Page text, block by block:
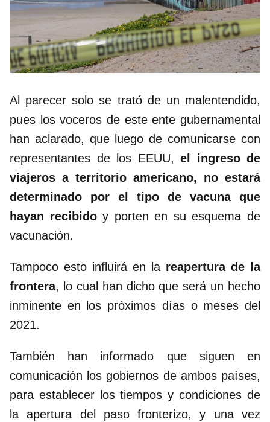
Al parecer solo se trató de un malentendido,
pues los voceros de este ente gubernamental
han aclarado, que luego de comunicarse con
representantes de los EEUU, el ingreso de
viajeros a territorio americano, no estará
determinado por el tipo de vacuna que
hayan recibidoy porten en su esquema de
vacunación.
Tampoco esto influirá en la reapertura de la
frontera, lo cual han dicho que será un hecho
inminente en los próximos días o meses del
2021.
También han informado que siguen en
comunicación los gobiernos de ambos países,
para establecer los tiempos y condiciones de
la apertura del paso fronterizo, y una vez